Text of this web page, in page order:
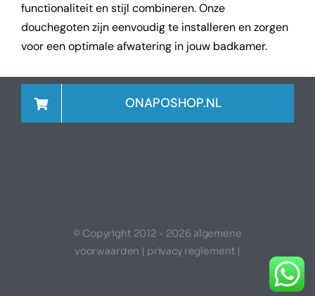
functionaliteit en stijl combineren. Onze
douchegoten zijn eenvoudig te installeren en zorgen
voor een optimale afwatering in jouw badkamer.
ONAPOSHOP.NL
© Copyright 2012 - 2026 algemene
voorwaarden | privacy reglement |